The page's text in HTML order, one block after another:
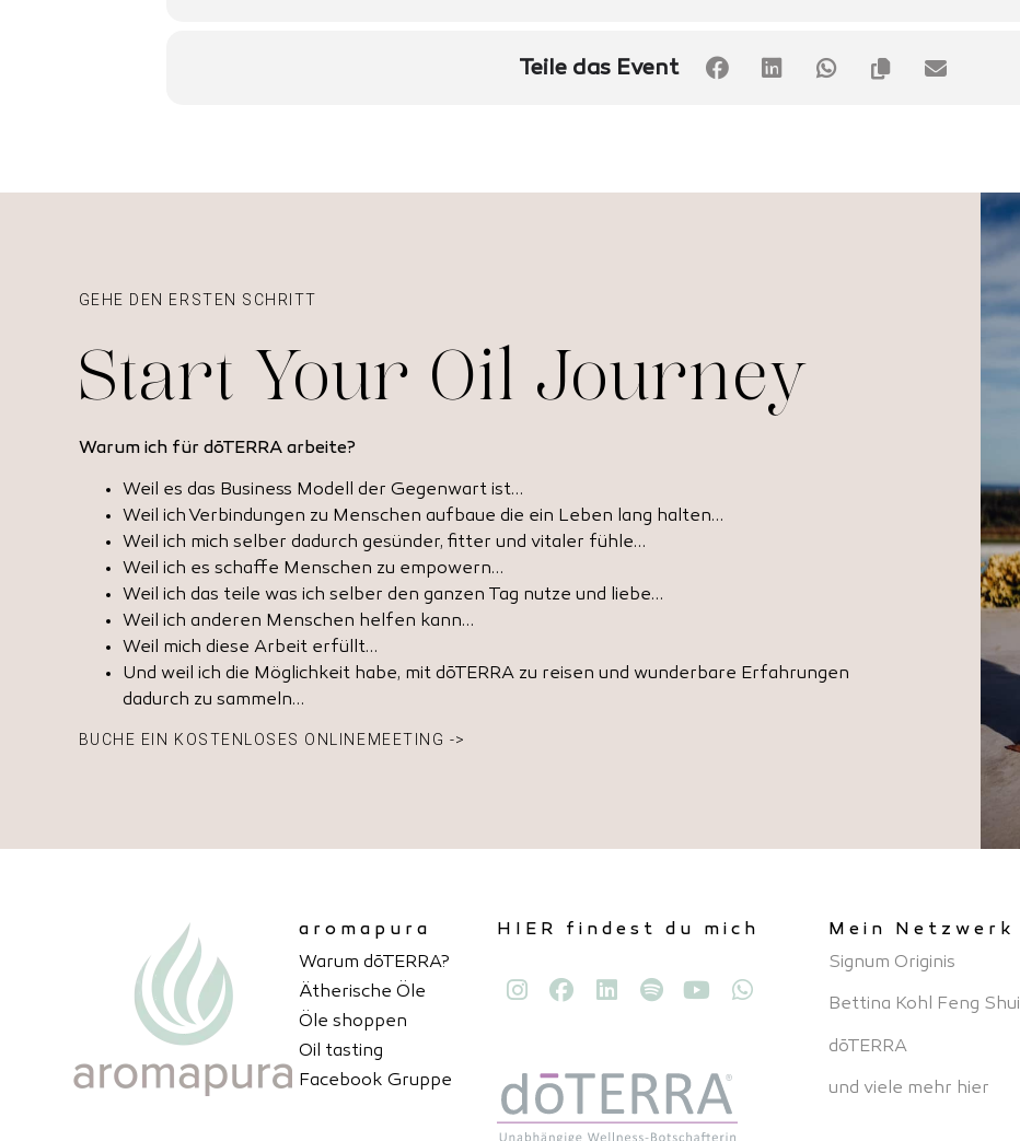
Teile das Event
GEHE DEN ERSTEN SCHRITT
Start Your Oil Journey
Warum ich für dōTERRA arbeite?
Weil es das Business Modell der Gegenwart ist…
Weil ich Verbindungen zu Menschen aufbaue die ein Leben lang halten…
Weil ich mich selber dadurch gesünder, fitter und vitaler fühle…
Weil ich es schaffe Menschen zu empowern…
Weil ich das teile was ich selber den ganzen Tag nutze und liebe…
Weil ich anderen Menschen helfen kann…
Weil mich diese Arbeit erfüllt…
Und weil ich die Möglichkeit habe, mit dōTERRA zu reisen und wunderbare Erfahrungen
dadurch zu sammeln…
BUCHE EIN KOSTENLOSES ONLINEMEETING ->
aromapura
Warum dōTERRA?
Ätherische Öle
Öle shoppen
Oil tasting
Facebook Gruppe
HIER findest du mich
Mein Netzwerk
Signum Originis
Bettina Kohl Feng Shui
dōTERRA
und viele mehr hier